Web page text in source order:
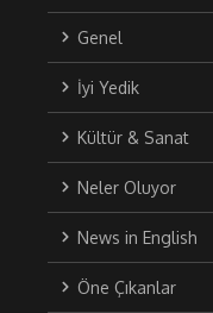
Genel
İyi Yedik
Kültür & Sanat
Neler Oluyor
News in English
Öne Çıkanlar